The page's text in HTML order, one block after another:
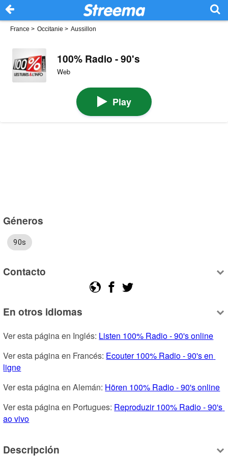
France > Occitanie > Aussillon
100% Radio - 90's
Web
Play
Géneros
90s
Contacto
En otros idiomas
Ver esta página en Inglés: Listen 100% Radio - 90's online
Ver esta página en Francés: Ecouter 100% Radio - 90's en
ligne
Ver esta página en Alemán: Hören 100% Radio - 90's online
Ver esta página en Portugues: Reproduzir 100% Radio - 90's
ao vivo
Descripción